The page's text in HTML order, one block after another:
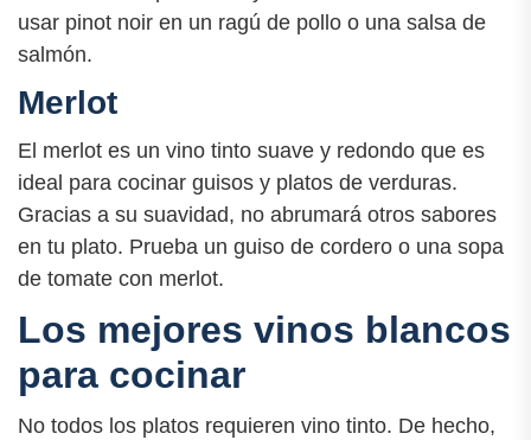
usar pinot noir en un ragú de pollo o una salsa de
salmón.
Merlot
El merlot es un vino tinto suave y redondo que es
ideal para cocinar guisos y platos de verduras.
Gracias a su suavidad, no abrumará otros sabores
en tu plato. Prueba un guiso de cordero o una sopa
de tomate con merlot.
Los mejores vinos blancos
para cocinar
No todos los platos requieren vino tinto. De hecho,